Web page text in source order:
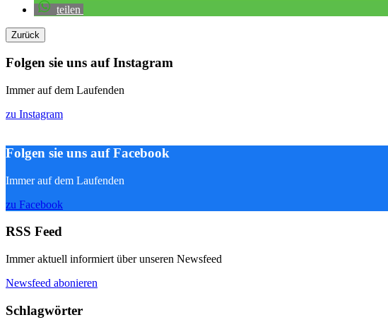
teilen
Zurück
Folgen sie uns auf Instagram
Immer auf dem Laufenden
zu Instagram
Folgen sie uns auf Facebook
Immer auf dem Laufenden
zu Facebook
RSS Feed
Immer aktuell informiert über unseren Newsfeed
Newsfeed abonieren
Schlagwörter